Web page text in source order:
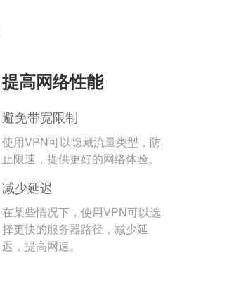
提高网络性能
避免带宽限制
使用VPN可以隐藏流量类型，防
止限速，提供更好的网络体验。
减少延迟
在某些情况下，使用VPN可以选
择更快的服务器路径，减少延
迟，提高网速。